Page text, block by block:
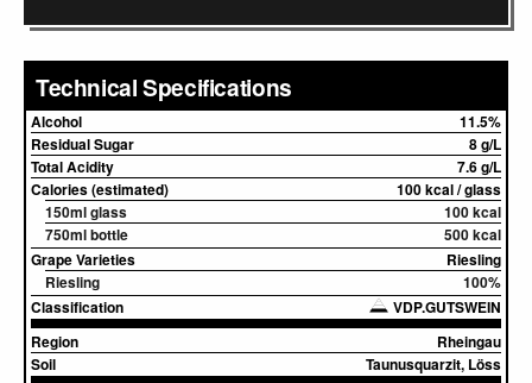
Technical Specifications
Alcohol
11.5%
Residual Sugar
8 g/L
Total Acidity
7.6 g/L
Calories (estimated)
100 kcal / glass
150ml glass
100 kcal
750ml bottle
500 kcal
Grape Varieties
Riesling
Riesling
100%
Classification
VDP.GUTSWEIN
Region
Rheingau
Soil
Taunusquarzit, Löss